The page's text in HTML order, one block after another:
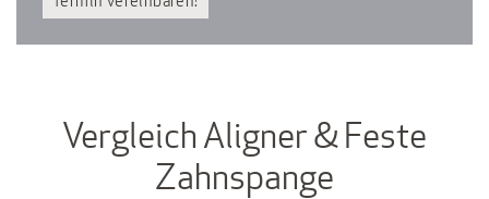
Vergleich Aligner & Feste
Zahnspange